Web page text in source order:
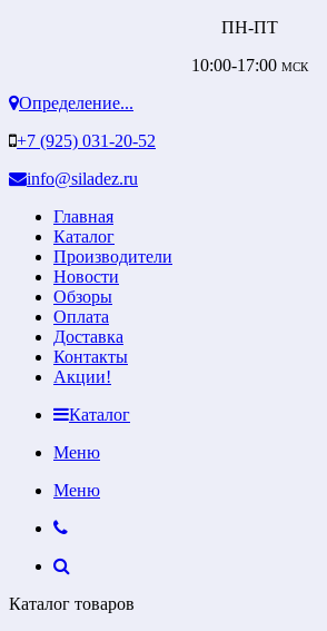
ПН-ПТ
10:00-17:00 МСК
Определение...
+7 (925) 031-20-52
info@siladez.ru
Главная
Каталог
Производители
Новости
Обзоры
Оплата
Доставка
Контакты
Акции!
Каталог
Меню
Меню
Каталог товаров